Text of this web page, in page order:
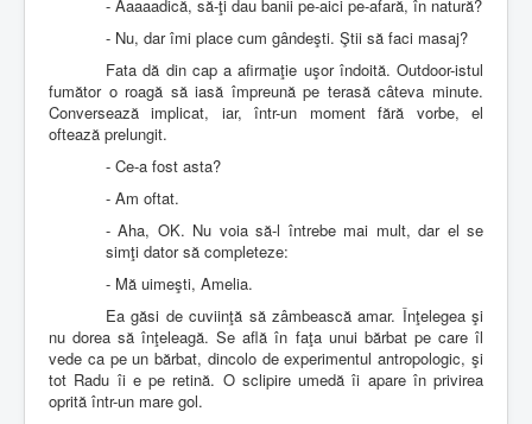
- Aaaaadică, să-ţi dau banii pe-aici pe-afară, în natură?
- Nu, dar îmi place cum gândeşti. Ştii să faci masaj?
Fata dă din cap a afirmaţie uşor îndoită. Outdoor-istul
fumător o roagă să iasă împreună pe terasă câteva minute.
Conversează implicat, iar, într-un moment fără vorbe, el
oftează prelungit.
- Ce-a fost asta?
- Am oftat.
- Aha, OK. Nu voia să-l întrebe mai mult, dar el se
simţi dator să completeze:
- Mă uimeşti, Amelia.
Ea găsi de cuviinţă să zâmbească amar. Înţelegea şi
nu dorea să înţeleagă. Se află în faţa unui bărbat pe care îl
vede ca pe un bărbat, dincolo de experimentul antropologic, şi
tot Radu îi e pe retină. O sclipire umedă îi apare în privirea
oprită într-un mare gol.